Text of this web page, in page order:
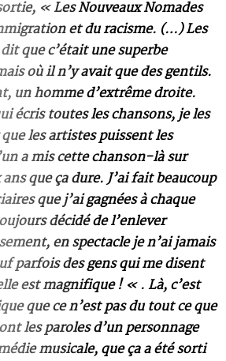
« Les Nouveaux Nomades
et du racisme. (…) Les
que c’était une superbe
où il n’y avait que des gentils.
un homme d’extrême droite.
écris toutes les chansons, je les
les artistes puissent les
a mis cette chanson-là sur
que ça dure. J’ai fait beaucoup
que j’ai gagnées à chaque
décidé de l’enlever
en spectacle je n’ai jamais
parfois des gens qui me disent
est magnifique ! « . Là, c’est
que ce n’est pas du tout ce que
les paroles d’un personnage
musicale, que ça a été sorti